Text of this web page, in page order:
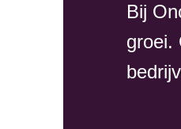
Bij
groei.